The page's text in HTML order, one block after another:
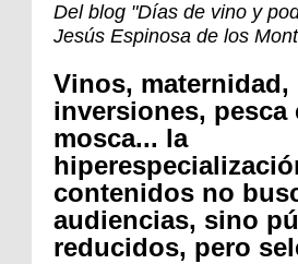
Del blog "Días de vino y
Jesús Espinosa de los
Vinos, maternidad,
inversiones, pesca
mosca... la
contenidos no
audiencias, sino
reducidos, pero